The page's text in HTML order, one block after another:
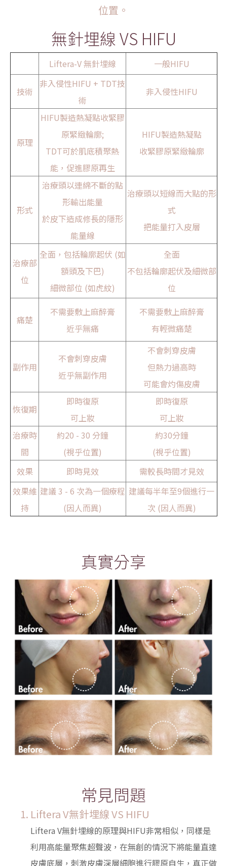
位置。
無針埋線 VS HIFU
Liftera-V 無針埋線 一般HIFU
技術
非入侵性HIFU + TDT技
術
非入侵性HIFU
原理
HIFU製造熱凝點收緊膠
原緊緻輪廓;
TDT可於肌底積聚熱
能，促進膠原再生
HIFU製造熱凝點
收緊膠原緊緻輪廓
形式
治療頭以連綿不斷的點
形輸出能量
於皮下造成修長的隱形
能量線
治療頭以短線而大點的形
式
把能量打入皮層
治療部
位
全面，包括輪廓起伏 (如
額頭及下巴)
細微部位 (如虎紋)
全面
不包括輪廓起伏及細微部
位
痛楚
不需要敷上麻醉膏
近乎無痛
不需要敷上麻醉膏
有輕微痛楚
副作用
不會刺穿皮膚
近乎無副作用
不會刺穿皮膚
但熱力過高時
可能會灼傷皮膚
恢復期
即時復原
可上妝
即時復原
可上妝
治療時
間
約20 - 30 分鐘
(視乎位置)
約30分鐘
(視乎位置)
效果
即時見效
需較長時間才見效
效果維
持
建議 3 - 6 次為一個療程
(因人而異)
建議每半年至9個進行一
次 (因人而異)
真實分享
常見問題
Liftera V無針埋線 VS HIFU
Liftera V無針埋線的原理與HIFU非常相似，同樣是
利用高能量聚焦超聲波，在無創的情況下將能量直達
皮膚底層，刺激皮膚深層細胞進行膠原自生，真正做